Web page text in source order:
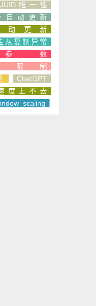
唯一性
自动更新
自动更新
从复制异常
参数
限制
ChatGPT
度上不去